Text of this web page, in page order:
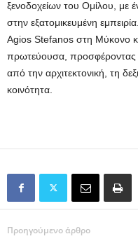
ξενοδοχείων του Ομίλου, με
στην εξατομικευμένη
Agios Stefanos στη Μύκονο
πρωτεύουσα, προσφέροντας
από την αρχιτεκτονική, τη
κοινότητα.
Προηγούμενο άρθρο